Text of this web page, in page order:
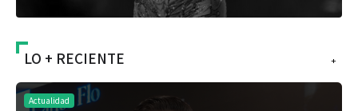
+
LO + RECIENTE
Actualidad